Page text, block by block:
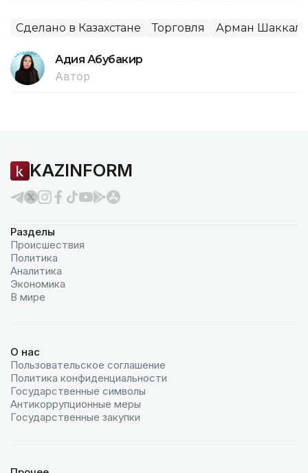
Сделано в Казахстане Торговля Арман
Адия Абубакир
Автор
KAZINFORM
Разделы
Происшествия
Политика
Аналитика
Экономика
В мире
О нас
Пользовательское соглашение
Политика конфиденциальности
Государственные символы
Антикоррупционные меры
Государственные закупки